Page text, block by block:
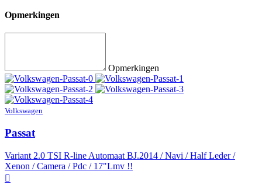
Opmerkingen
Opmerkingen
Volkswagen
Passat
Variant 2.0 TSI R-line Automaat BJ.2014 / Navi / Half Leder /
Xenon / Camera / Pdc / 17"Lmv !!